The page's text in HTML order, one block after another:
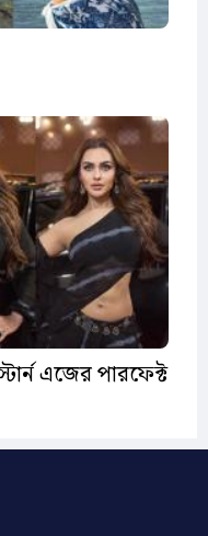
এজের পারফেক্ট